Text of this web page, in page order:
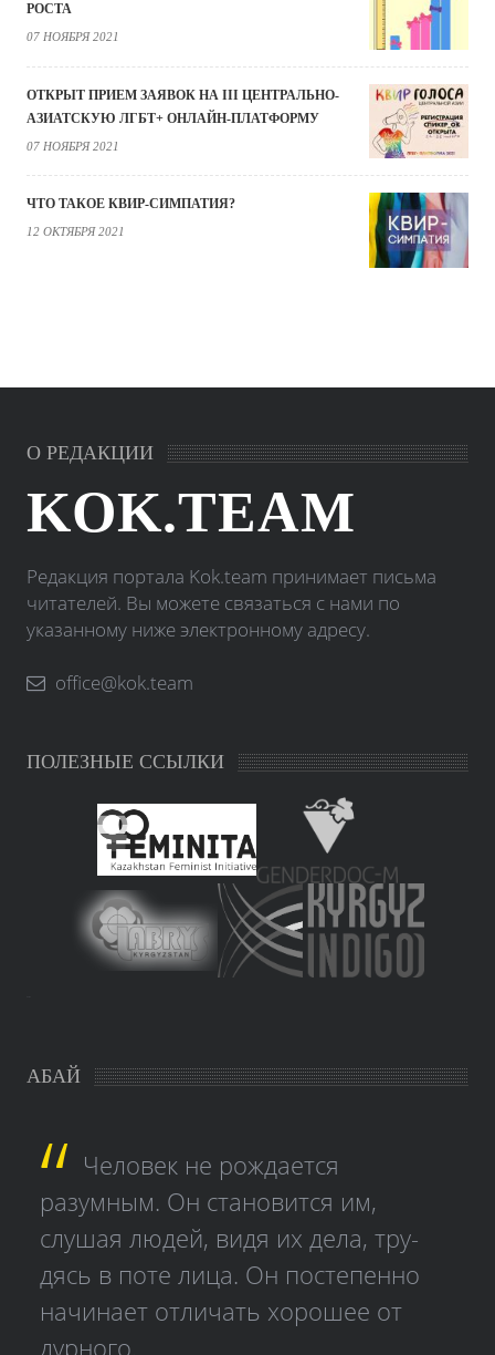
РОСТА
07 НОЯБРЯ 2021
ОТКРЫТ ПРИЕМ ЗАЯВОК НА III ЦЕНТРАЛЬНО-
АЗИАТСКУЮ ЛГБТ+ ОНЛАЙН-ПЛАТФОРМУ
07 НОЯБРЯ 2021
ЧТО ТАКОЕ КВИР-СИМПАТИЯ?
12 ОКТЯБРЯ 2021
О РЕДАКЦИИ
KOK.TEAM
Редакция портала Kok.team принимает письма
читателей. Вы можете связаться с нами по
указанному ниже электронному адресу.
office@kok.team
ПОЛЕЗНЫЕ ССЫЛКИ
АБАЙ
Человек не рождается
разумным. Он становится им,
слушая людей, видя их дела, тру­
дясь в поте лица. Он постепенно
начинает отличать хорошее от
дурного.